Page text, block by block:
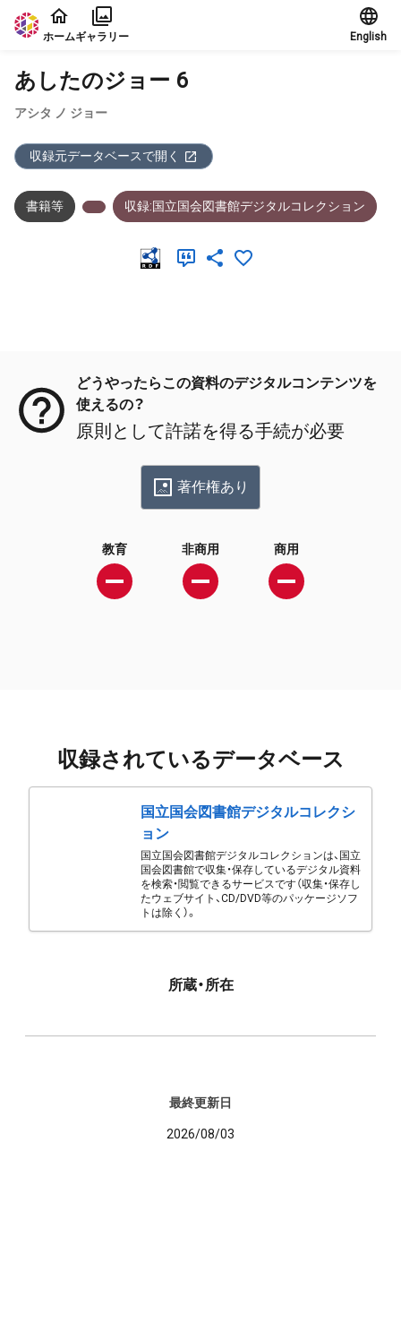
本文に飛ぶ
ホームギャラリー English
あしたのジョー 6
アシタ ノ ジョー
収録元データベースで開く
書籍等 収録:国立国会図書館デジタルコレクション
どうやったらこの資料のデジタルコンテンツを
使えるの？
原則として許諾を得る手続が必要
著作権あり
教育 非商用 商用
収録されているデータベース
国立国会図書館デジタルコレクシ
ョン
国立国会図書館デジタルコレクションは、国立
国会図書館で収集・保存しているデジタル資料
を検索・閲覧できるサービスです（収集・保存し
たウェブサイト、CD/DVD等のパッケージソフ
トは除く）。
所蔵・所在
最終更新日
2026/08/03